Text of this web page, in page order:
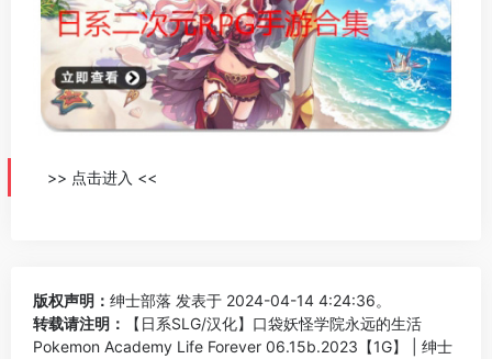
>> 点击进入 <<
版权声明： 绅士部落 发表于 2024-04-14 4:24:36。
转载请注明：
【日系SLG/汉化】口袋妖怪学院永远的生活
Pokemon Academy Life Forever 06.15b.2023【1G】 | 绅士